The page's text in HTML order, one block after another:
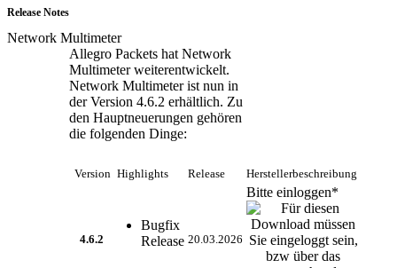
Release Notes
Network Multimeter
Allegro Packets hat Network
Multimeter weiterentwickelt.
Network Multimeter ist nun in
der Version 4.6.2 erhältlich. Zu
den Hauptneuerungen gehören
die folgenden Dinge:
Version Highlights Release Herstellerbeschreibung
4.6.2
Bugfix
Release 20.03.2026
Bitte einloggen*